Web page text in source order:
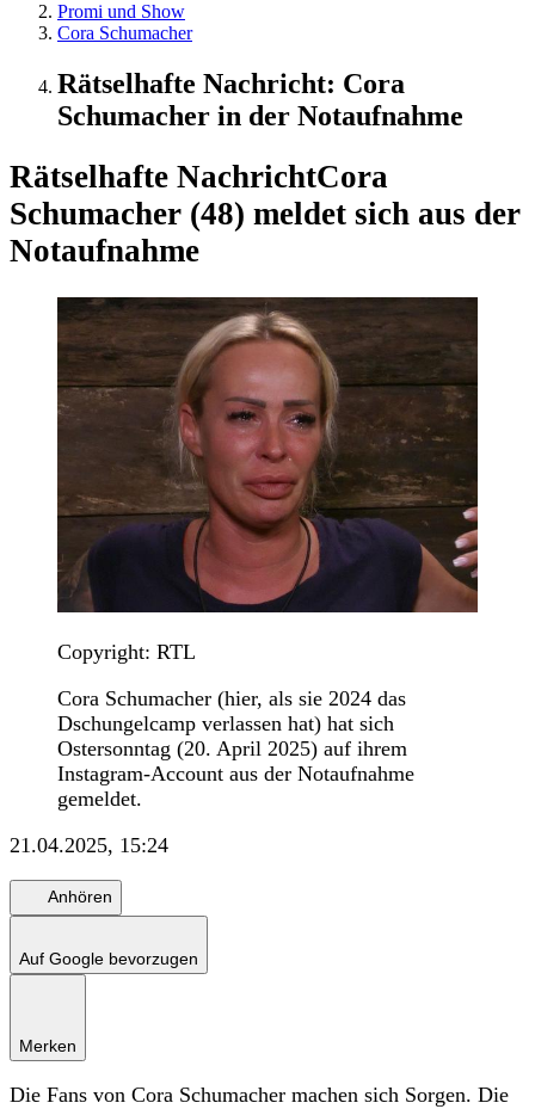
Promi und Show
Cora Schumacher
Rätselhafte Nachricht: Cora
Schumacher in der Notaufnahme
Rätselhafte NachrichtCora
Schumacher (48) meldet sich aus der
Notaufnahme
Copyright: RTL
Cora Schumacher (hier, als sie 2024 das
Dschungelcamp verlassen hat) hat sich
Ostersonntag (20. April 2025) auf ihrem
Instagram-Account aus der Notaufnahme
gemeldet.
21.04.2025, 15:24
Anhören
Auf Google bevorzugen
Merken
Die Fans von Cora Schumacher machen sich Sorgen. Die